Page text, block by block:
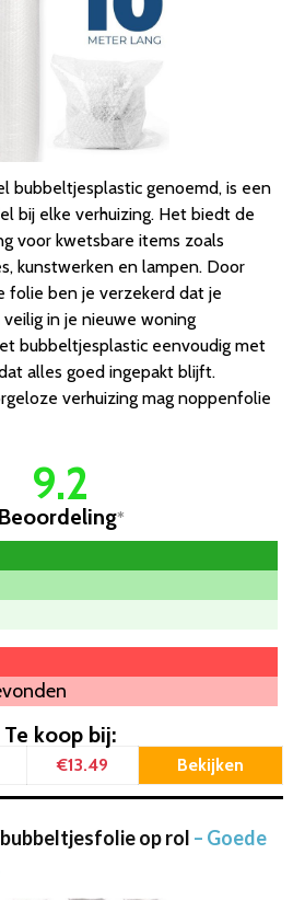
bubbeltjesplastic genoemd, is een
bij elke verhuizing. Het biedt de
voor kwetsbare items zoals
kunstwerken en lampen. Door
folie ben je verzekerd dat je
in je nieuwe woning
bubbeltjesplastic eenvoudig met
alles goed ingepakt blijft.
verhuizing mag noppenfolie
9.2
Beoordeling*
Te koop bij:
€13.49 Bekijken
op rol – Goede